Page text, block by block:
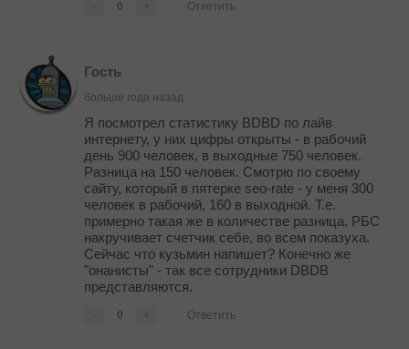
0 Ответить
Гость
больше года назад
Я посмотрел статистику BDBD по лайв
интернету, у них цифры открыты - в рабочий
день 900 человек, в выходные 750 человек.
Разница на 150 человек. Смотрю по своему
сайту, который в пятерке seo-rate - у меня 300
человек в рабочий, 160 в выходной. Т.е.
примерно такая же в количестве разница. РБС
накручивает счетчик себе, во всем показуха.
Сейчас что кузьмин напишет? Конечно же
"онанисты" - так все сотрудники DBDB
представляются.
0 Ответить